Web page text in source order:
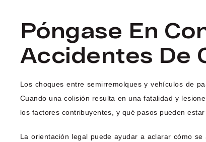
Póngase En
Accidentes De
Los choques entre semirremolques y vehículos de
Cuando una colisión resulta en una fatalidad y
los factores contribuyentes, y qué pasos pueden estar
La orientación legal puede ayudar a aclarar cómo